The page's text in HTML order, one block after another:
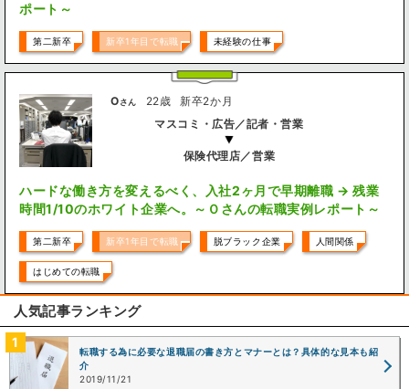
ポート～
第二新卒 新卒1年目で転職 未経験の仕事
ハードな働き方を変えるべく、入社2ヶ月で早期離職 → 残業
時間1/10のホワイト企業へ。～Ｏさんの転職実例レポート～
第二新卒 新卒1年目で転職 脱ブラック企業 人間関係
はじめての転職
Oさん 22歳
新卒2か月
マスコミ・広告／記者・営業
保険代理店／営業
人気記事ランキング
転職する為に必要な退職届の書き方とマナーとは？具体的な見本も紹
介
2019/11/21